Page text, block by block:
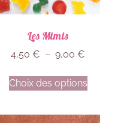
Les Mimis
4,50 € – 9,00 €
Choix des options